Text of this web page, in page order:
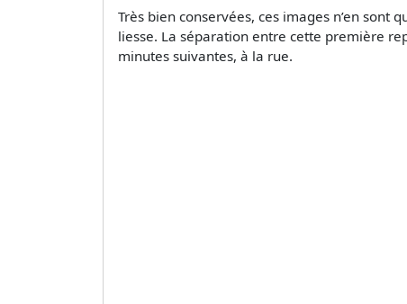
Très bien conservées, ces images n’en
liesse. La séparation entre cette première
minutes suivantes, à la rue.